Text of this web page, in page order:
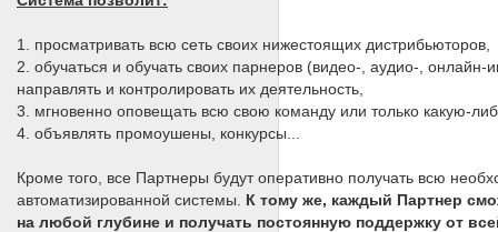
1. просматривать всю сеть своих нижестоящих дистрибьюторов,
2. обучаться и обучать своих парнеров (видео-, аудио-,
направлять и контролировать их деятельность,
3. мгновенно оповещать всю свою команду или только какую-
4. объявлять промоушены, конкурсы...
Кроме того, все Партнеры будут оперативно получать всю
автоматизированной системы. К тому же, каждый Партнер
на любой глубине и получать постоянную поддержку от